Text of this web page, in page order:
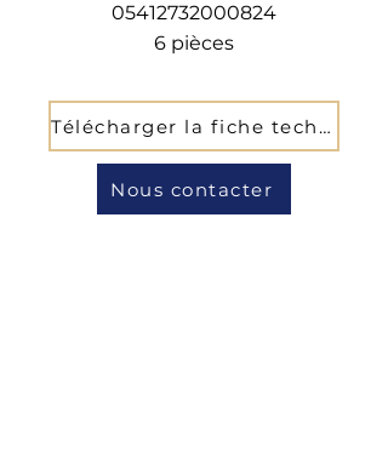
05412732000824
6 pièces
Télécharger la fiche technique
Nous contacter